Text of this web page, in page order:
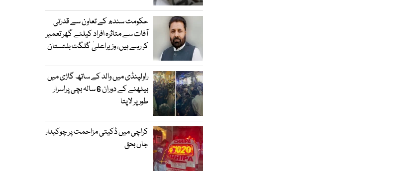
حکومت سندھ کے تعاون سے قدرتی
آفات سے متاثرہ افراد کیلئے گھر تعمیر
کر رہے ہیں، وزیراعلیٰ گلگت بلتستان
راولپنڈی میں والد کے ساتھ گاڑی میں
بیٹھنے کے دوران 6 سالہ بچی پراسرار
طور پر لاپتا
کراچی میں ڈکیتی مزاحمت پر چوکیدار
جاں بحق